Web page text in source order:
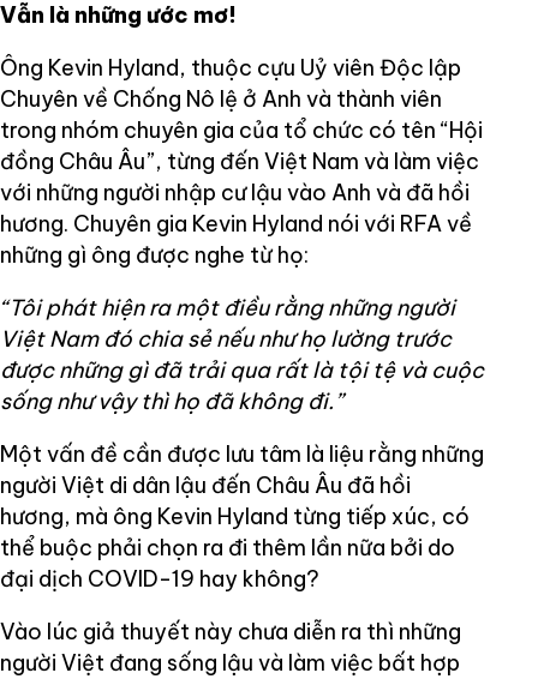
Vẫn là những ước mơ!
Ông Kevin Hyland, thuộc cựu Uỷ viên Độc lập
Chuyên về Chống Nô lệ ở Anh và thành viên
trong nhóm chuyên gia của tổ chức có tên “Hội
đồng Châu Âu”, từng đến Việt Nam và làm việc
với những người nhập cư lậu vào Anh và đã hồi
hương. Chuyên gia Kevin Hyland nói với RFA về
những gì ông được nghe từ họ:
“Tôi phát hiện ra một điều rằng những người
Việt Nam đó chia sẻ nếu như họ lường trước
được những gì đã trải qua rất là tội tệ và cuộc
sống như vậy thì họ đã không đi.”
Một vấn đề cần được lưu tâm là liệu rằng những
người Việt di dân lậu đến Châu Âu đã hồi
hương, mà ông Kevin Hyland từng tiếp xúc, có
thể buộc phải chọn ra đi thêm lần nữa bởi do
đại dịch COVID-19 hay không?
Vào lúc giả thuyết này chưa diễn ra thì những
người Việt đang sống lậu và làm việc bất hợp